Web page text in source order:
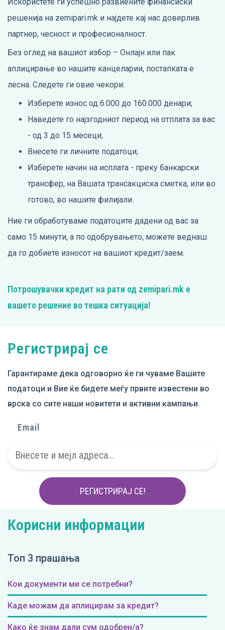
решенија на zemipari.mk и најдете кај нас доверлив
партнер, чесност и професионалност.
Без оглед на вашиот избор – Онлајн или пак
аплицирање во нашите канцеларии, постапката е
лесна. Следете ги овие чекори:
Изберете износ од 6.000 до 160.000 денари;
Наведете го најзгодниот период на отплата за вас
- од 3 до 15 месеци;
Внесете ги личните податоци;
Изберете начин на исплата - преку банкарски
трансфер, на Вашата трансакциска сметка, или во
готово, во нашите филијали.
Ние ги обработуваме податоците дадени од вас за
само 15 минути, а по одобрувањето, можете веднаш
да го добиете износот на вашиот кредит/заем.
Потрошувачки кредит на рати од zemipari.mk е
вашето решение во тешка ситуација!
Регистрирај се
Гарантираме дека одговорно ќе ги чуваме Вашите
податоци и Вие ќе бидете меѓу првите известени во
врска со сите наши новитети и активни кампањи.
Email
РЕГИСТРИРАЈ СЕ!
Корисни информации
Топ 3 прашања
Кои документи ми се потребни?
Каде можам да аплицирам за кредит?
Како ќе знам дали сум одобрен/а?